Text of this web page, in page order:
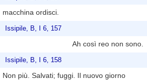
macchina ordisci.
Issipile, B, I 6, 157
Ah così reo non sono.
Issipile, B, I 6, 158
Non più. Salvati; fuggi. Il nuovo giorno